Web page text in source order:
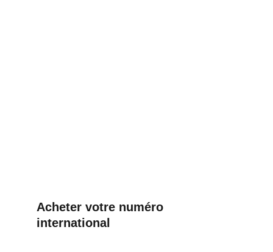
Acheter votre numéro
international